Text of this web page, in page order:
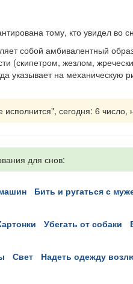
тому, кто увидел во
собой амбивалентный
(скипетром, жезлом,
указывает на
сегодня: 6
для снов:
машин бить и ругаться с
картонки убегать от собаки
свет надеть одежду